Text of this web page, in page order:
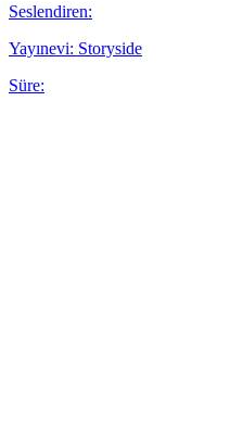
Seslendiren:
Yayınevi: Storyside
Süre: